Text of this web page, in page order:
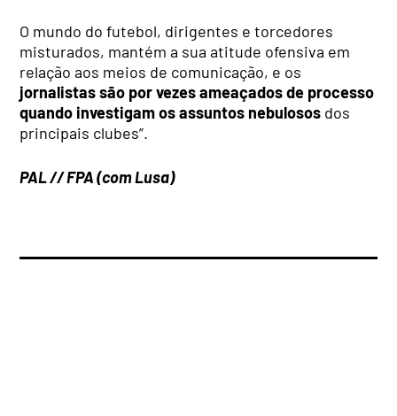
O mundo do futebol, dirigentes e torcedores
misturados, mantém a sua atitude ofensiva em
relação aos meios de comunicação, e os
jornalistas são por vezes ameaçados de processo
quando investigam os assuntos nebulosos dos
principais clubes”.
PAL // FPA (com Lusa)